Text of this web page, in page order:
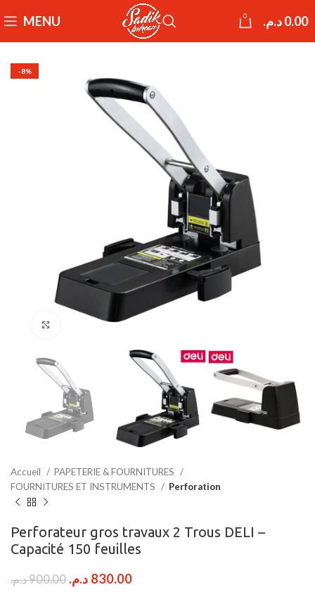
MENU 0 0.00د.م.
-8%
Click to enlarge
Accueil
PAPETERIE & FOURNITURES
FOURNITURES ET INSTRUMENTS
Perforation
Perforateur gros travaux 2 Trous DELI –
Capacité 150 feuilles
900.00د.م.
Le
830.00 د.م.
Le